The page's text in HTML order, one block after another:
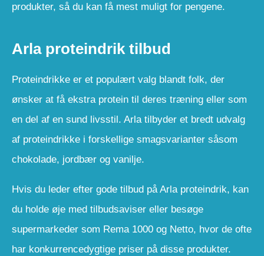
produkter, så du kan få mest muligt for pengene.
Arla proteindrik tilbud
Proteindrikke er et populært valg blandt folk, der
ønsker at få ekstra protein til deres træning eller som
en del af en sund livsstil. Arla tilbyder et bredt udvalg
af proteindrikke i forskellige smagsvarianter såsom
chokolade, jordbær og vanilje.
Hvis du leder efter gode tilbud på Arla proteindrik, kan
du holde øje med tilbudsaviser eller besøge
supermarkeder som Rema 1000 og Netto, hvor de ofte
har konkurrencedygtige priser på disse produkter.